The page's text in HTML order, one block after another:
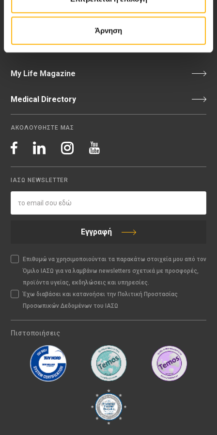
Άρνηση
Video Gallery
My Life Magazine
Medical Directory
ΑΚΟΛΟΥΘΗΣΤΕ ΜΑΣ
ΙΑΣΩ NEWSLETTER
Εγγραφή
Επιθυμώ να χρησιμοποιούνται τα παρακάτω στοιχεία μου από τον
Όμιλο ΙΑΣΩ για να λαμβάνω newsletters σχετικά με προσφορές,
προϊόντα υγείας, εκδηλώσεις και υπηρεσίες.
Έχω διαβάσει και κατανοήσει την Πολιτική Προστασίας
Προσωπικών Δεδομένων του ΙΑΣΩ
Πιστοποιήσεις